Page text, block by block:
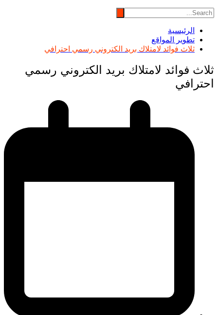
الرئيسية
تطوير المواقع
ثلاث فوائد لامتلاك بريد الكتروني رسمي احترافي
ثلاث فوائد لامتلاك بريد الكتروني رسمي
احترافي